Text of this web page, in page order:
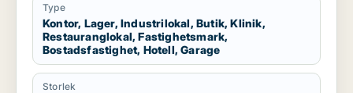
Type
Kontor, Lager, Industrilokal, Butik, Klinik,
Restauranglokal, Fastighetsmark,
Bostadsfastighet, Hotell, Garage
Storlek